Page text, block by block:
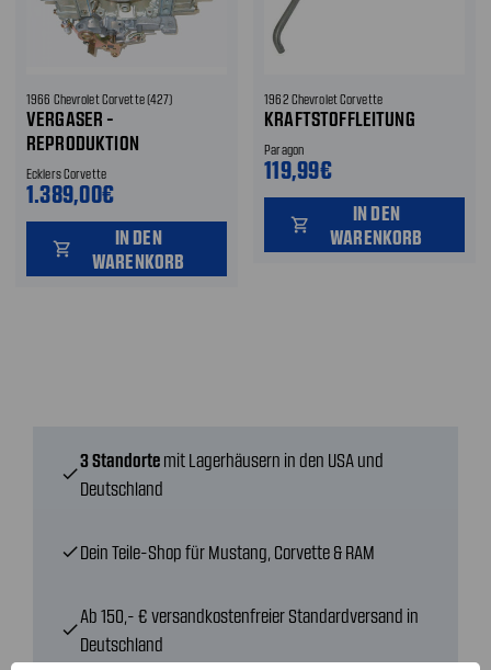
1966 Chevrolet Corvette (427)
VERGASER -
REPRODUKTION
Ecklers Corvette
1.389,00€
shopping_cart
IN DEN
WARENKORB
1962 Chevrolet Corvette
KRAFTSTOFFLEITUNG
Paragon
119,99€
shopping_cart
IN DEN
WARENKORB
check
3 Standorte mit Lagerhäusern in den USA und
Deutschland
checkDein Teile-Shop für Mustang, Corvette & RAM
check
Ab 150,- € versandkostenfreier Standardversand in
Deutschland